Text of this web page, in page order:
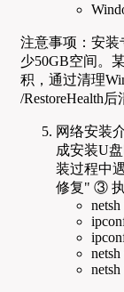
注意事项：安装
少50GB空间。
积，通过清理
/RestoreHealth
网络安装
成安装U
装过程中
修复" ③ 执